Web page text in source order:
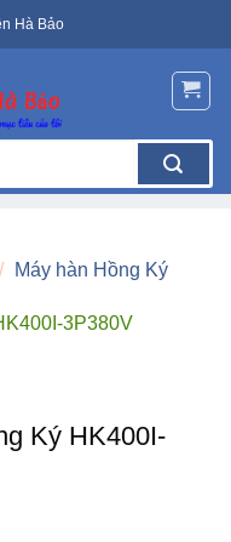
Hà Bảo
/ Máy hàn Hồng Ký
Ký HK400I-